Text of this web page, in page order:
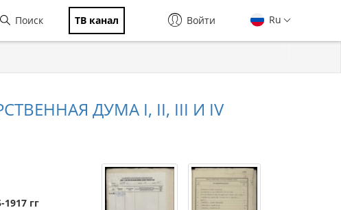
Поиск ТВ канал Ru
Войти
ДУМА I, II, III И IV
гг